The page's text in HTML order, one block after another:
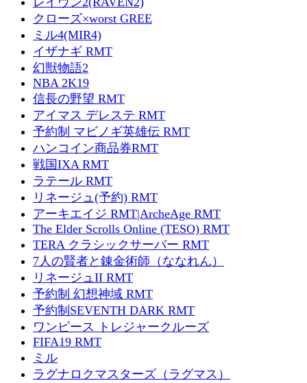
クローズ×worst GREE
ミル4(MIR4)
イザナギ RMT
幻獣物語2
NBA 2K19
信長の野望 RMT
アイマス デレステ RMT
予約制 マビノギ英雄伝 RMT
ハンコイン商品券RMT
戦国IXA RMT
ラテール RMT
リネージュ(予約) RMT
アーキエイジ RMT|ArcheAge RMT
The Elder Scrolls Online (TESO) RMT
TERA クラシックサーバー RMT
7人の賢者と錬金術師（ななれん）
リネージュII RMT
予約制 幻想神域 RMT
予約制SEVENTH DARK RMT
ワンピース トレジャークルーズ
FIFA19 RMT
ミル
ラグナロクマスターズ（ラグマス）